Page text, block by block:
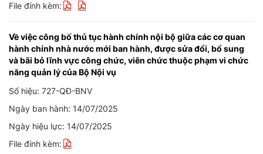
File đính kèm:
Về việc công bố thủ tục hành chính nội bộ giữa các cơ quan
hành chính nhà nước mới ban hành, được sửa đổi, bổ sung
và bãi bỏ lĩnh vực công chức, viên chức thuộc phạm vi chức
năng quản lý của Bộ Nội vụ
Số hiệu: 727-QĐ-BNV
Ngày ban hành: 14/07/2025
Ngày hiệu lực: 14/07/2025
File đính kèm: